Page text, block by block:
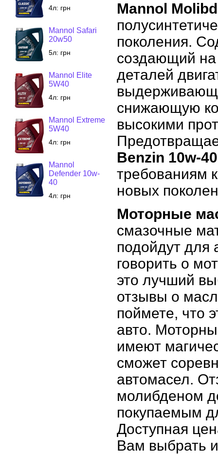
4л: грн
Mannol Safari
20w50
5л: грн
Mannol Elite
5W40
4л: грн
Mannol Extreme
5W40
4л: грн
Mannol
Defender 10w-
40
4л: грн
Mannol
поколения.
создающий на
деталей
снижающую
высокими
Benzin 10w-40
требованиям
новых
Моторные
смазочные
подойдут для
говорить о
это лучший
отзывы о
поймете, что
авто.
имеют
сможет
автомасел.
молибденом
покупаемым
Доступная
Вам выбрать